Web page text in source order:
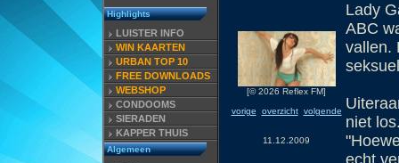
Highlights
LUISTER INFO
WIN KAARTEN
URBAN TOP 10
FREE DOWNLOADS
WEBSHOP
CONDOOMS
SIERADEN
KAPPER THUIS
Algemeen
[© 2026 Reflex FM]
vorige
overzicht volgende
11.12.2009
Lady
ABC
vallen.
niet
echt